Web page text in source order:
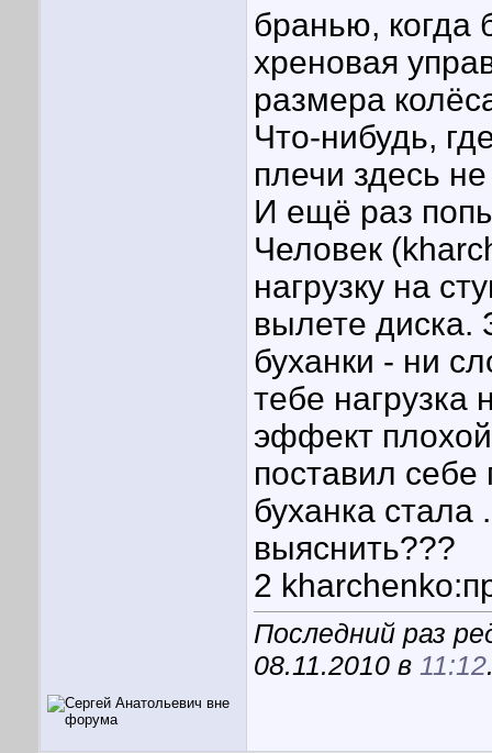
бранью, когда
хреновая
размера
Что-нибудь,
плечи здесь
И ещё раз
Человек
нагрузку на
вылете диска.
буханки - ни
тебе нагрузка
эффект плохой
поставил
буханка
выяснить???
2
Последний раз
08.11.2010 в 11:12